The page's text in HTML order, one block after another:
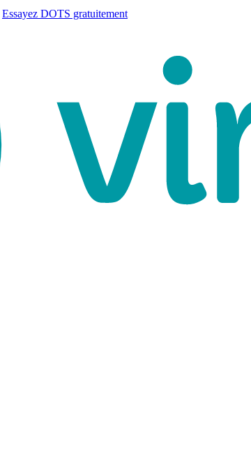
Essayez DOTS gratuitement